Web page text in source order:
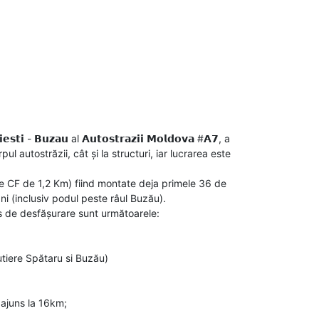
- 𝗕𝘂𝘇𝗮𝘂 al 𝗔𝘂𝘁𝗼𝘀𝘁𝗿𝗮𝘇𝗶𝗶 𝗠𝗼𝗹𝗱𝗼𝘃𝗮 #𝗔𝟳, a
autostrăzii, cât și la structuri, iar lucrarea este
de 1,2 Km) fiind montate deja primele 36 de
(inclusiv podul peste râul Buzău).
desfășurare sunt următoarele:
Spătaru si Buzău)
la 16km;